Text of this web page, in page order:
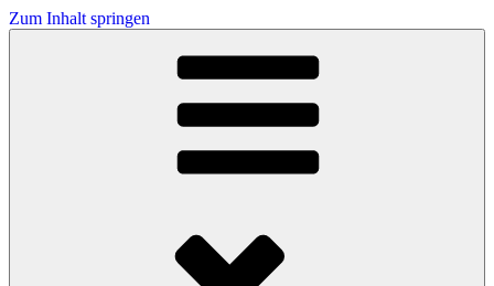
Zum Inhalt springen